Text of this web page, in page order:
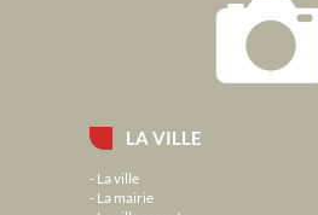
LA VILLE
La ville
La mairie